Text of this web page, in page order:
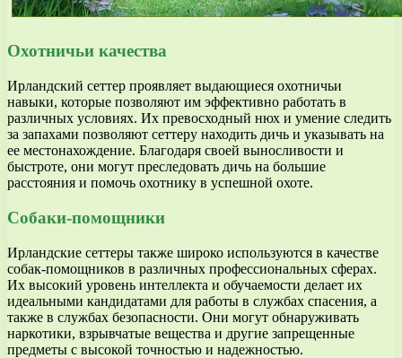
Охотничьи качества
Ирландский сеттер проявляет выдающиеся охотничьи
навыки, которые позволяют им эффективно работать в
различных условиях. Их превосходный нюх и умение следить
за запахами позволяют сеттеру находить дичь и указывать на
ее местонахождение. Благодаря своей выносливости и
быстроте, они могут преследовать дичь на большие
расстояния и помочь охотнику в успешной охоте.
Собаки-помощники
Ирландские сеттеры также широко используются в качестве
собак-помощников в различных профессиональных сферах.
Их высокий уровень интеллекта и обучаемости делает их
идеальными кандидатами для работы в службах спасения, а
также в службах безопасности. Они могут обнаруживать
наркотики, взрывчатые вещества и другие запрещенные
предметы с высокой точностью и надежностью.